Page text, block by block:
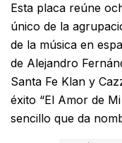
Esta placa reúne
único de la
de la música en
de Alejandro
Santa Fe Klan y
éxito “El Amor de
sencillo que da